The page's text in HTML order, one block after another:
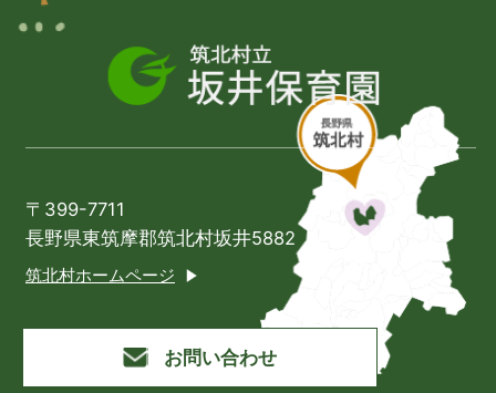
〒399-7711
長野県東筑摩郡筑北村坂井5882
筑北村ホームページ
お問い合わせ